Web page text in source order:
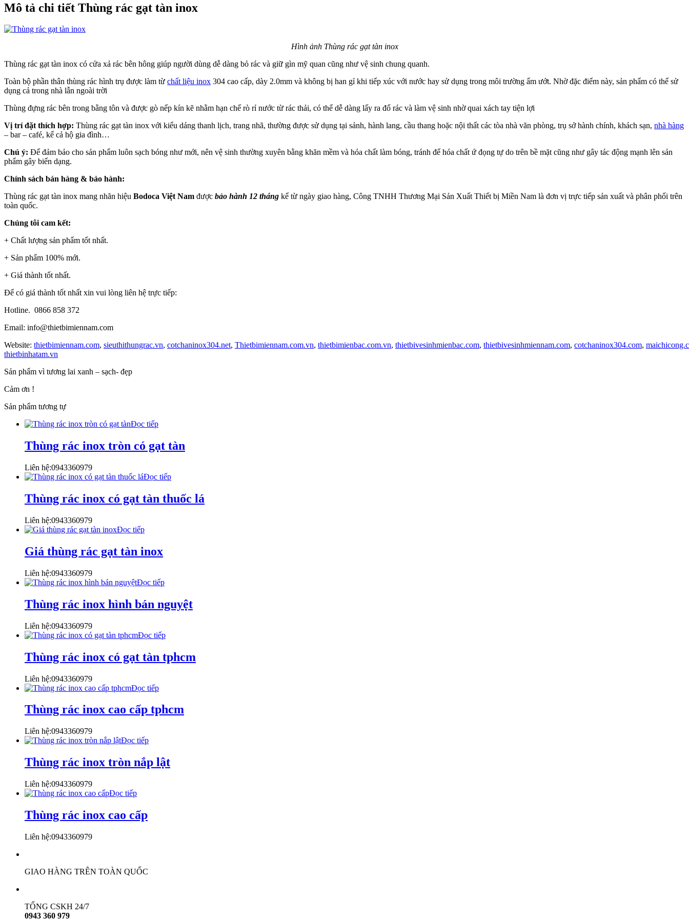
Mô tả chi tiết Thùng rác gạt tàn inox
Hình ảnh Thùng rác gạt tàn inox
Thùng rác gạt tàn inox có cửa xả rác bên hông giúp người dùng dễ dàng bỏ rác và giữ gìn mỹ quan cũng như vệ sinh chung quanh.
Toàn bộ phần thân thùng rác hình trụ được làm từ chất liệu inox 304 cao cấp, dày 2.0mm và không bị han gỉ khi tiếp xúc với nước hay sử dụng trong môi trường ẩm ướt. Nhờ đặc điểm này, sản phẩm có thể sử
dụng cả trong nhà lẫn ngoài trời
Thùng đựng rác bên trong bằng tôn và được gò nếp kín kẽ nhằm hạn chế rò rỉ nước từ rác thải, có thể dễ dàng lấy ra đổ rác và làm vệ sinh nhờ quai xách tay tiện lợi
Vị trí đặt thích hợp: Thùng rác gạt tàn inox với kiểu dáng thanh lịch, trang nhã, thường được sử dụng tại sảnh, hành lang, cầu thang hoặc nội thất các tòa nhà văn phòng, trụ sở hành chính, khách sạn, nhà hàng
– bar – café, kể cả hộ gia đình…
Chú ý: Để đảm bảo cho sản phẩm luôn sạch bóng như mới, nên vệ sinh thường xuyên bằng khăn mềm và hóa chất làm bóng, tránh để hóa chất ứ đọng tự do trên bề mặt cũng như gây tác động mạnh lên sản
phẩm gây biến dạng.
Chính sách bán hàng & bảo hành:
Thùng rác gạt tàn inox mang nhãn hiệu Bodoca Việt Nam được bảo hành 12 tháng kể từ ngày giao hàng, Công TNHH Thương Mại Sản Xuất Thiết bị Miền Nam là đơn vị trực tiếp sản xuất và phân phối trên
toàn quốc.
Chúng tôi cam kết:
+ Chất lượng sản phẩm tốt nhất.
+ Sản phẩm 100% mới.
+ Giá thành tốt nhất.
Để có giá thành tốt nhất xin vui lòng liên hệ trực tiếp:
Hotline. 0866 858 372
Email: info@thietbimiennam.com
Website: thietbimiennam.com, sieuthithungrac.vn, cotchaninox304.net, Thietbimiennam.com.vn, thietbimienbac.com.vn, thietbivesinhmienbac.com, thietbivesinhmiennam.com, cotchaninox304.com,
thietbinhatam.vn
Sản phẩm vì tương lai xanh – sạch- đẹp
Cảm ơn !
Sản phẩm tương tự
Đọc tiếp
Thùng rác inox tròn có gạt tàn
Liên hệ:0943360979
Đọc tiếp
Thùng rác inox có gạt tàn thuốc lá
Liên hệ:0943360979
Đọc tiếp
Giá thùng rác gạt tàn inox
Liên hệ:0943360979
Đọc tiếp
Thùng rác inox hình bán nguyệt
Liên hệ:0943360979
Đọc tiếp
Thùng rác inox có gạt tàn tphcm
Liên hệ:0943360979
Đọc tiếp
Thùng rác inox cao cấp tphcm
Liên hệ:0943360979
Đọc tiếp
Thùng rác inox tròn nắp lật
Liên hệ:0943360979
Đọc tiếp
Thùng rác inox cao cấp
Liên hệ:0943360979
GIAO HÀNG TRÊN TOÀN QUỐC
TỔNG CSKH 24/7
0943 360 979